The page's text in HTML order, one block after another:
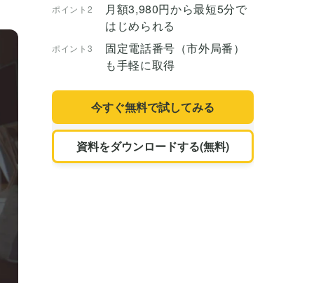
ポイント2
月額3,980円から最短5分で
はじめられる
ポイント3
固定電話番号（市外局番）
も手軽に取得
今すぐ無料で試してみる
資料をダウンロードする(無料)